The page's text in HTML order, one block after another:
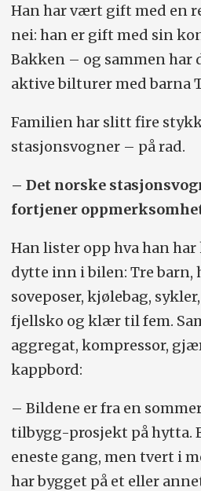
Han har vært gift med en
nei: han er gift med sin
Bakken – og sammen har
aktive bilturer med barna
Familien har slitt fire stykk
stasjonsvogner – på rad.
– Det norske
fortjener
Han lister opp hva han
dytte inn i bilen: Tre barn,
soveposer, kjølebag,
fjellsko og klær til fem.
aggregat, kompressor,
kappbord:
– Bildene er fra en
tilbygg-prosjekt på hytta.
eneste gang, men tvert i
har bygget på et eller